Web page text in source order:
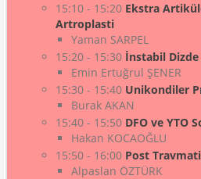
15:10 - 15:20 Ekstra
Artroplasti
Yaman SARPEL
15:20 - 15:30 İnstabil
Emin Ertuğrul ŞENER
15:30 - 15:40 Unikondiler
Burak AKAN
15:40 - 15:50 DFO ve YTO
Hakan KOCAOĞLU
15:50 - 16:00 Post
Alpaslan ÖZTÜRK